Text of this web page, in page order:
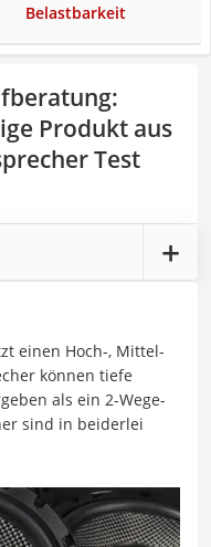
Belastbarkeit
:
Produkt aus
Test
einen Hoch-, Mittel-
können tiefe
als ein 2-Wege-
sind in beiderlei